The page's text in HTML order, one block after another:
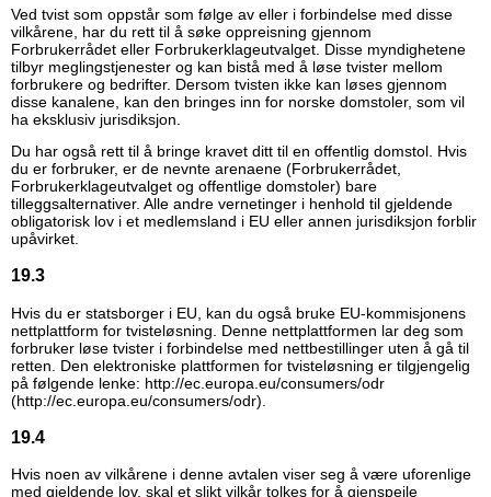
Ved tvist som oppstår som følge av eller i forbindelse med disse
vilkårene, har du rett til å søke oppreisning gjennom
Forbrukerrådet eller Forbrukerklageutvalget. Disse myndighetene
tilbyr meglingstjenester og kan bistå med å løse tvister mellom
forbrukere og bedrifter. Dersom tvisten ikke kan løses gjennom
disse kanalene, kan den bringes inn for norske domstoler, som vil
ha eksklusiv jurisdiksjon.
Du har også rett til å bringe kravet ditt til en offentlig domstol. Hvis
du er forbruker, er de nevnte arenaene (Forbrukerrådet,
Forbrukerklageutvalget og offentlige domstoler) bare
tilleggsalternativer. Alle andre vernetinger i henhold til gjeldende
obligatorisk lov i et medlemsland i EU eller annen jurisdiksjon forblir
upåvirket.
19.3
Hvis du er statsborger i EU, kan du også bruke EU-kommisjonens
nettplattform for tvisteløsning. Denne nettplattformen lar deg som
forbruker løse tvister i forbindelse med nettbestillinger uten å gå til
retten. Den elektroniske plattformen for tvisteløsning er tilgjengelig
på følgende lenke: http://ec.europa.eu/consumers/odr
(http://ec.europa.eu/consumers/odr)
19.4
Hvis noen av vilkårene i denne avtalen viser seg å være uforenlige
med gjeldende lov, skal et slikt vilkår tolkes for å gjenspeile